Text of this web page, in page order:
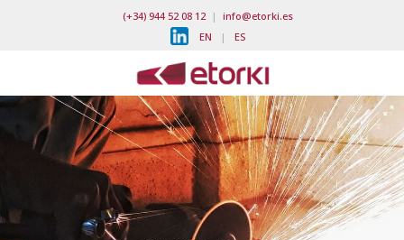
(+34) 944 52 08 12| info@etorki.es
EN | ES